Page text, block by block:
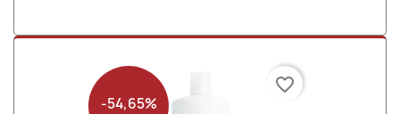
-54,65%
favorite_border